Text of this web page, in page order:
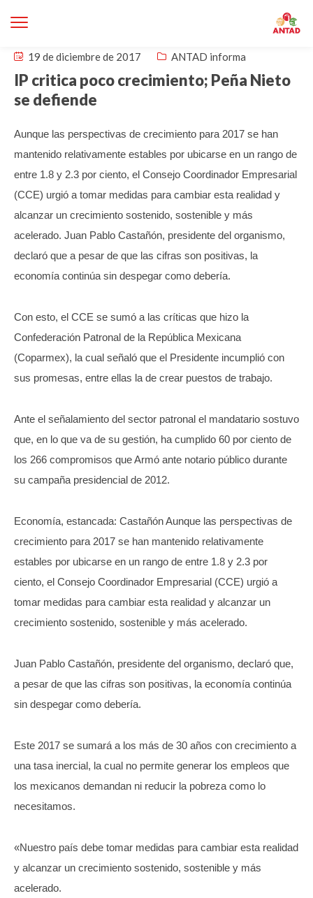
19 de diciembre de 2017 ANTAD informa
IP critica poco crecimiento; Peña Nieto
se defiende
Aunque las perspectivas de crecimiento para 2017 se han
mantenido relativamente estables por ubicarse en un rango de
entre 1.8 y 2.3 por ciento, el Consejo Coordinador Empresarial
(CCE) urgió a tomar medidas para cambiar esta realidad y
alcanzar un crecimiento sostenido, sostenible y más
acelerado. Juan Pablo Castañón, presidente del organismo,
declaró que a pesar de que las cifras son positivas, la
economía continúa sin despegar como debería.
Con esto, el CCE se sumó a las críticas que hizo la
Confederación Patronal de la República Mexicana
(Coparmex), la cual señaló que el Presidente incumplió con
sus promesas, entre ellas la de crear puestos de trabajo.
Ante el señalamiento del sector patronal el mandatario sostuvo
que, en lo que va de su gestión, ha cumplido 60 por ciento de
los 266 compromisos que Armó ante notario público durante
su campaña presidencial de 2012.
Economía, estancada: Castañón Aunque las perspectivas de
crecimiento para 2017 se han mantenido relativamente
estables por ubicarse en un rango de entre 1.8 y 2.3 por
ciento, el Consejo Coordinador Empresarial (CCE) urgió a
tomar medidas para cambiar esta realidad y alcanzar un
crecimiento sostenido, sostenible y más acelerado.
Juan Pablo Castañón, presidente del organismo, declaró que,
a pesar de que las cifras son positivas, la economía continúa
sin despegar como debería.
Este 2017 se sumará a los más de 30 años con crecimiento a
una tasa inercial, la cual no permite generar los empleos que
los mexicanos demandan ni reducir la pobreza como lo
necesitamos.
«Nuestro país debe tomar medidas para cambiar esta realidad
y alcanzar un crecimiento sostenido, sostenible y más
acelerado.